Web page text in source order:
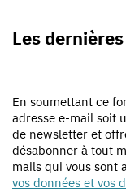
Les
En soumettant ce
adresse e-mail soit
de newsletter et
désabonner à tout
mails qui vous sont
vos données et vos